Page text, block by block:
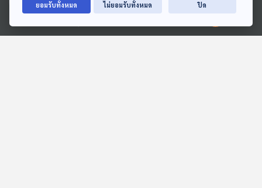
Ⓒ 2020 องค์การกระจายเสียงและแพร่ภาพสาธารณะแห่งประเทศไทย
ตอนที่เกี่ยวข้อง
ยอมรับทั้งหมด ไม่ยอมรับทั้งหมด ปิด